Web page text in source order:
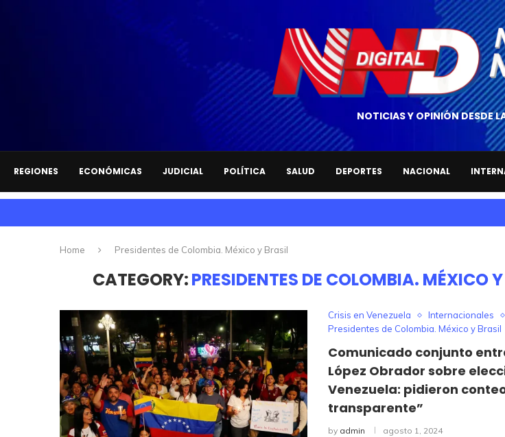
NOTICIAS Y OPINIÓN DESDE
REGIONES ECONÓMICAS JUDICIAL POLÍTICA SALUD DEPORTES NACIONAL
Home Presidentes de Colombia. México y Brasil
CATEGORY:PRESIDENTES DE COLOMBIA. MÉXICO
Crisis en Venezuela
Internacionales
Presidentes de Colombia. México y Brasil
Comunicado conjunto
López Obrador sobre
Venezuela: pidieron
transparente”
by admin agosto 1, 2024